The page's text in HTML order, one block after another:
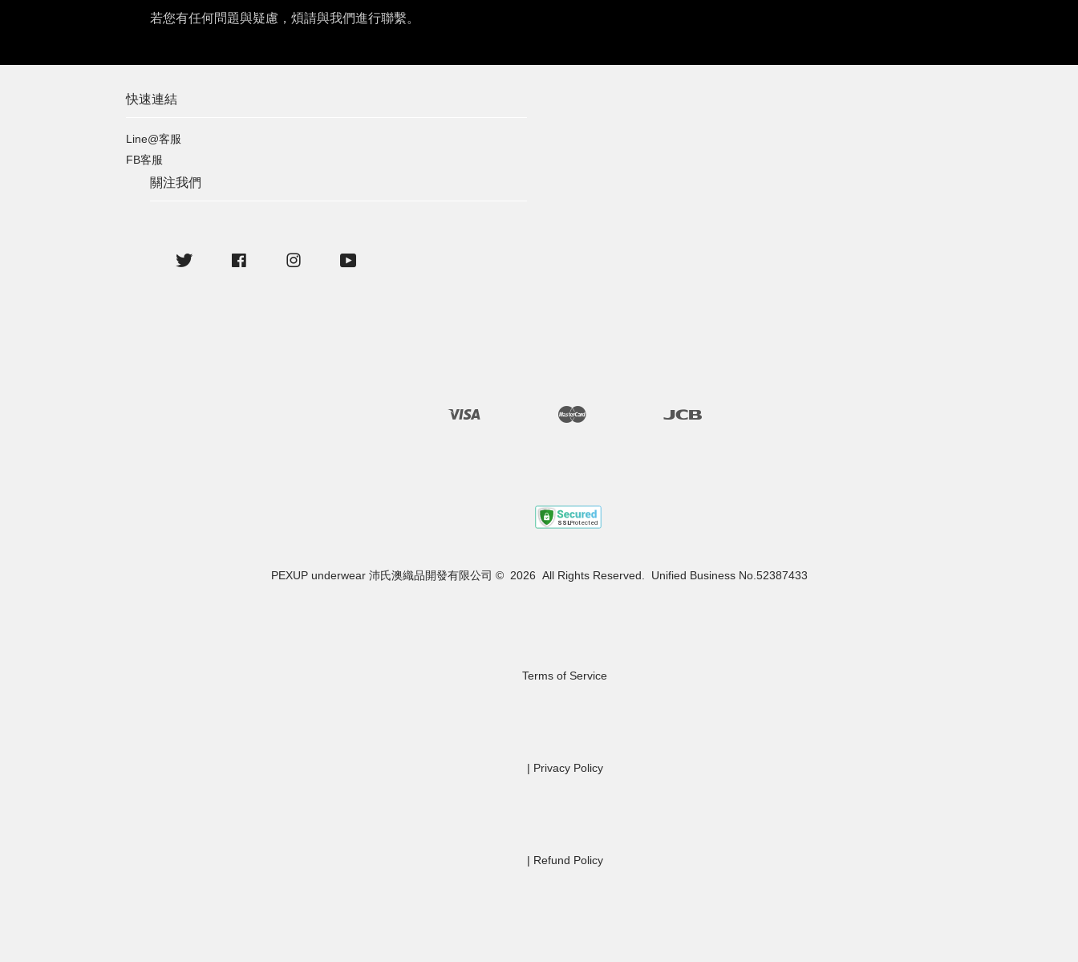
若您有任何問題與疑慮，煩請與我們進行聯繫。
快速連結
Line@客服
FB客服
關注我們
PEXUP underwear 沛氏澳織品開發有限公司 ©  2026  All Rights Reserved.  Unified Business No.52387433
Terms of Service
Privacy Policy
Refund Policy